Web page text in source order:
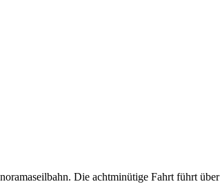
Die achtminütige Fahrt führt